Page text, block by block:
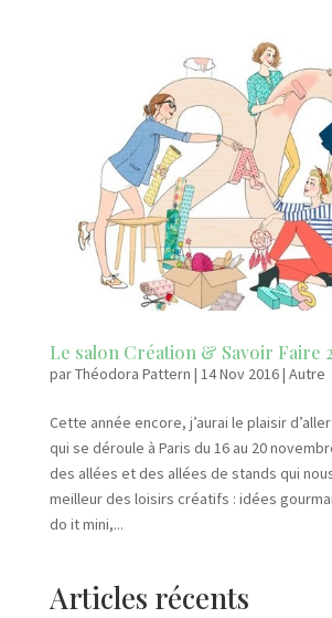
Le salon Création & Savoir Faire
parThéodora Pattern | 14 Nov 2016| Autre
Cette année encore, j’aurai le plaisir d’aller
qui se déroule à Paris du 16 au 20
des allées et des allées de stands qui
meilleur des loisirs créatifs : idées
do it mini,...
Articles récents